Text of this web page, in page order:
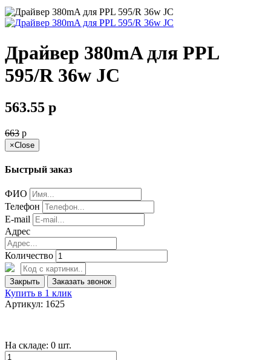
Драйвер 380mA для PPL
595/R 36w JC
563.55 p
663 p
×Close
Быстрый заказ
ФИО
Телефон
E-mail
Адрес
Количество
Закрыть Заказать звонок
Купить в 1 клик
Артикул: 1625
На складе: 0 шт.